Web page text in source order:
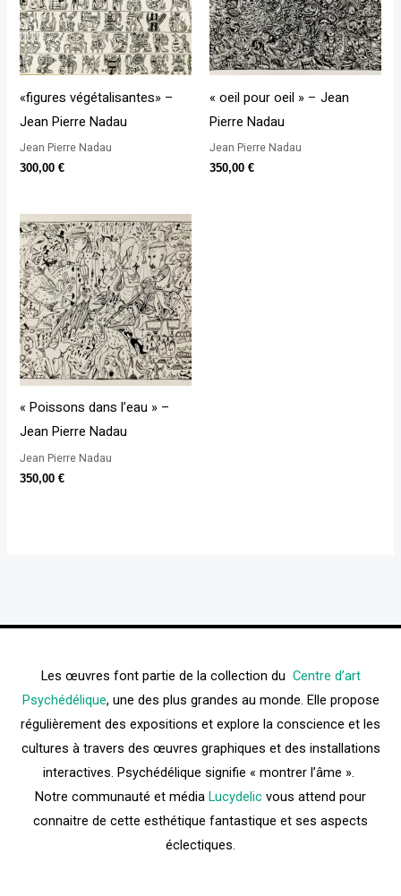
«figures végétalisantes» –
Jean Pierre Nadau
Jean Pierre Nadau
300,00€
« oeil pour oeil » – Jean
Pierre Nadau
Jean Pierre Nadau
350,00 €
« Poissons dans l’eau » –
Jean Pierre Nadau
Jean Pierre Nadau
350,00€
Les œuvres font partie de la collection du Centre d’art
Psychédélique, une des plus grandes au monde. Elle propose
régulièrement des expositions et explore la conscience et les
cultures à travers des œuvres graphiques et des installations
interactives. Psychédélique signifie « montrer l’âme ».
Notre communauté et média Lucydelic vous attend pour
connaitre de cette esthétique fantastique et ses aspects
éclectiques.